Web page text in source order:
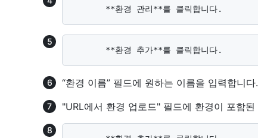
“환경 이름” 필드에 원하는 이름을 입력합니다.
"URL에서 환경 업로드" 필드에 환경이 포함된